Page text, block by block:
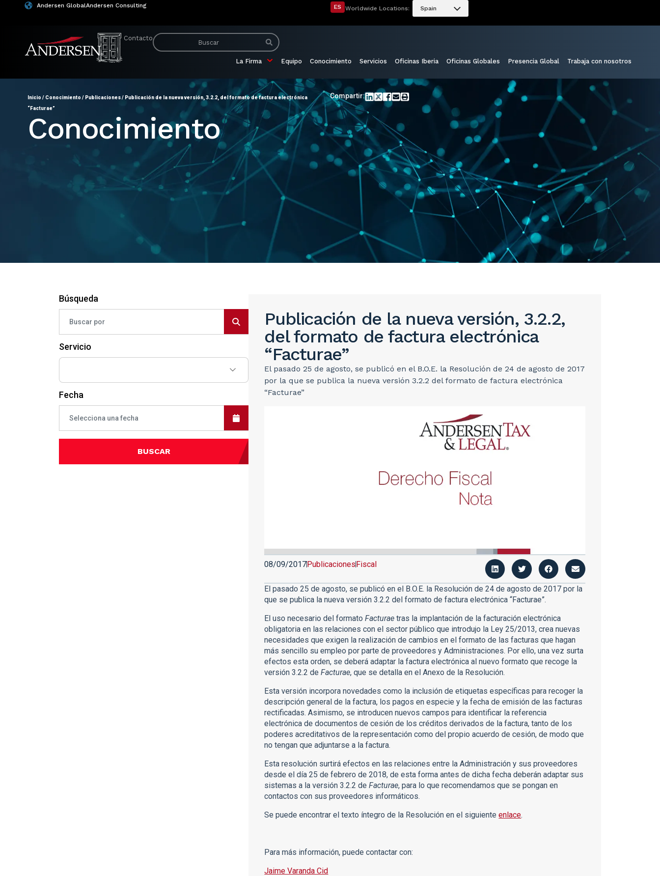
Andersen GlobalAndersen Consulting ES Worldwide Locations: Spain
Contacto
La Firma Equipo Conocimiento Servicios Oficinas Iberia Oficinas Globales Presencia Global Trabaja con nosotros
Inicio / Conocimiento / Publicaciones/ Publicación de la nueva versión, 3.2.2, del formato de factura electrónica
“Facturae”
Compartir:
Conocimiento
Búsqueda
Servicio
Fecha
BUSCAR
Publicación de la nueva versión, 3.2.2,
del formato de factura electrónica
“Facturae”
El pasado 25 de agosto, se publicó en el B.O.E. la Resolución de 24 de agosto de 2017
por la que se publica la nueva versión 3.2.2 del formato de factura electrónica
“Facturae”
08/09/2017PublicacionesFiscal
El pasado 25 de agosto, se publicó en el B.O.E. la Resolución de 24 de agosto de 2017 por la
que se publica la nueva versión 3.2.2 del formato de factura electrónica “Facturae”.
El uso necesario del formatoFacturae tras la implantación de la facturación electrónica
obligatoria en las relaciones con el sector público que introdujo la Ley 25/2013, crea nuevas
necesidades que exigen la realización de cambios en el formato de las facturas que hagan
más sencillo su empleo por parte de proveedores y Administraciones. Por ello, una vez surta
efectos esta orden, se deberá adaptar la factura electrónica al nuevo formato que recoge la
versión 3.2.2 deFacturae, que se detalla en el Anexo de la Resolución.
Esta versión incorpora novedades como la inclusión de etiquetas específicas para recoger la
descripción general de la factura, los pagos en especie y la fecha de emisión de las facturas
rectificadas. Asimismo, se introducen nuevos campos para identificar la referencia
electrónica de documentos de cesión de los créditos derivados de la factura, tanto de los
poderes acreditativos de la representación como del propio acuerdo de cesión, de modo que
no tengan que adjuntarse a la factura.
Esta resolución surtirá efectos en las relaciones entre la Administración y sus proveedores
desde el día 25 de febrero de 2018, de esta forma antes de dicha fecha deberán adaptar sus
sistemas a la versión 3.2.2 deFacturae, para lo que recomendamos que se pongan en
contactos con sus proveedores informáticos.
Se puede encontrar el texto íntegro de la Resolución en el siguienteenlace.
Para más información, puede contactar con:
Jaime Varanda Cid